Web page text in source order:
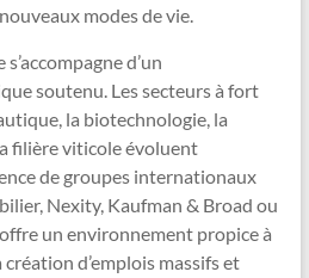
modes de vie.
d’un
soutenu. Les secteurs à fort
la biotechnologie, la
filière viticole évoluent
de groupes internationaux
Nexity, Kaufman & Broad ou
un environnement propice à
d’emplois massifs et